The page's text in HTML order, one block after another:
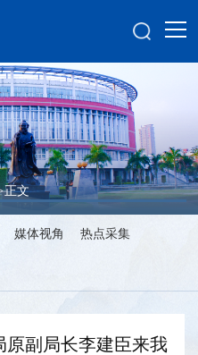
正文
媒体视角 热点采集
原副局长李建臣来我